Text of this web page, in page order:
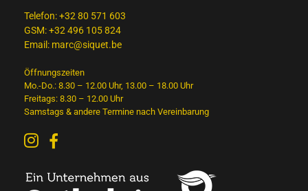
Telefon:+32 80 571 603
GSM:+32 496 105 824
Email: marc@siquet.be
Öffnungszeiten
Mo.-Do.: 8.30 – 12.00 Uhr, 13.00 – 18.00 Uhr
Freitags: 8.30 – 12.00 Uhr
Samstags & andere Termine nach Vereinbarung